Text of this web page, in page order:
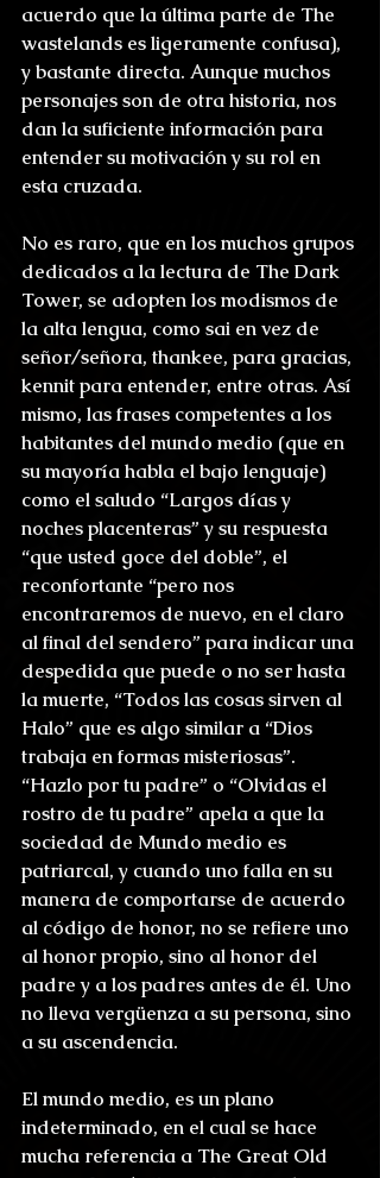
acuerdo que la última parte de The
wastelands es ligeramente confusa),
y bastante directa. Aunque muchos
personajes son de otra historia, nos
dan la suficiente información para
entender su motivación y su rol en
esta cruzada.
No es raro, que en los muchos grupos
dedicados a la lectura de The Dark
Tower, se adopten los modismos de
la alta lengua, como sai en vez de
señor/señora, thankee, para gracias,
kennit para entender, entre otras. Así
mismo, las frases competentes a los
habitantes del mundo medio (que en
su mayoría habla el bajo lenguaje)
como el saludo “Largos días y
noches placenteras” y su respuesta
“que usted goce del doble”, el
reconfortante “pero nos
encontraremos de nuevo, en el claro
al final del sendero” para indicar una
despedida que puede o no ser hasta
la muerte, “Todos las cosas sirven al
Halo” que es algo similar a “Dios
trabaja en formas misteriosas”.
“Hazlo por tu padre” o “Olvidas el
rostro de tu padre” apela a que la
sociedad de Mundo medio es
patriarcal, y cuando uno falla en su
manera de comportarse de acuerdo
al código de honor, no se refiere uno
al honor propio, sino al honor del
padre y a los padres antes de él. Uno
no lleva vergüenza a su persona, sino
a su ascendencia.
El mundo medio, es un plano
indeterminado, en el cual se hace
mucha referencia a The Great Old